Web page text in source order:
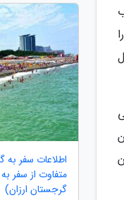
اطلاعات سفر به
متفاوت از سفر
گرجستان ارزان)